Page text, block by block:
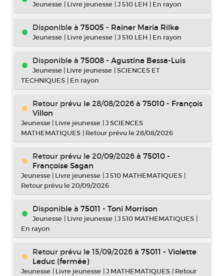
Jeunesse | Livre jeunesse |J 510 LEH | En rayon
Disponible à 75005 - Rainer Maria Rilke
Jeunesse | Livre jeunesse |J 510 LEH | En rayon
Disponible à 75008 - Agustina Bessa-Luis
Jeunesse | Livre jeunesse |SCIENCES ET
TECHNIQUES | En rayon
Retour prévu le 28/08/2026 à 75010 - François
Villon
Jeunesse | Livre jeunesse |J SCIENCES
MATHEMATIQUES | Retour prévu le 28/08/2026
Retour prévu le 20/09/2026 à 75010 -
Françoise Sagan
Jeunesse | Livre jeunesse |J 510 MATHEMATIQUES |
Retour prévu le 20/09/2026
Disponible à 75011 - Toni Morrison
Jeunesse | Livre jeunesse |J 510 MATHEMATIQUES |
En rayon
Retour prévu le 15/09/2026 à 75011 - Violette
Leduc (fermée)
Jeunesse | Livre jeunesse |J MATHEMATIQUES | Retour